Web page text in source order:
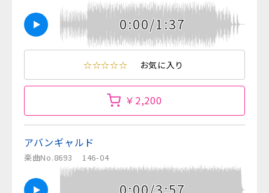
0:00/1:37
☆☆☆☆☆ お気に入り
￥2,200
アバンギャルド
楽曲No.8693 146-04
0:00/3:57